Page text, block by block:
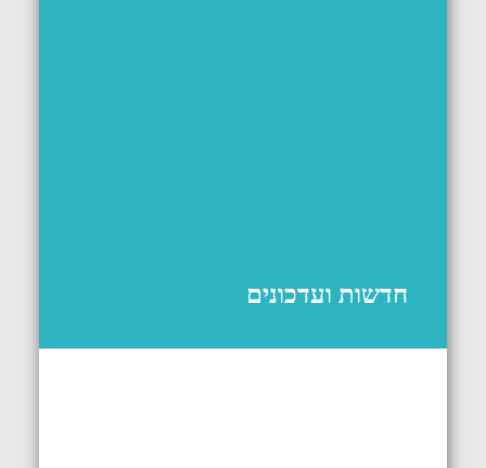
חדשות ועדכונים